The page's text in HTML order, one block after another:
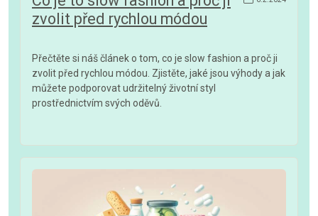
zvolit před rychlou módou
Přečtěte si náš článek o tom, co je slow fashion a proč ji
zvolit před rychlou módou. Zjistěte, jaké jsou výhody a jak
můžete podporovat udržitelný životní styl
prostřednictvím svých oděvů.